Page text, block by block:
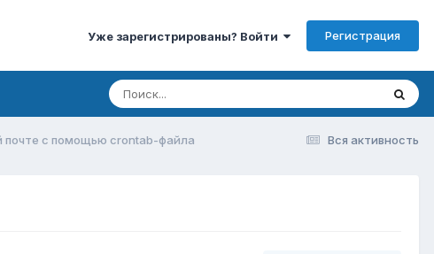
Уже зарегистрированы? Войти Регистрация
Вся активность
почте с помощью crontab-файла